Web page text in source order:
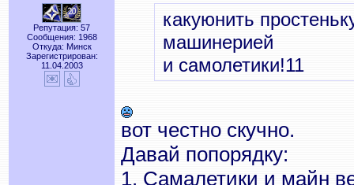
Репутация: 57
Сообщения: 1968
Откуда: Минск
Зарегистрирован:
11.04.2003
какуюнить
машинерией
и самолетики!11
вот честно скучно.
Давай попорядку:
1. Самалетики и майн